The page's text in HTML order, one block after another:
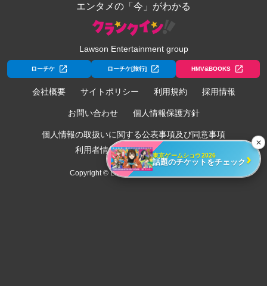
エンタメの「今」がわかる
Lawson Entertainment group
ローチケ ローチケ[旅行] HMV&BOOKS
会社概要 サイトポリシー 利用規約 採用情報
お問い合わせ 個人情報保護方針
個人情報の取扱いに関する公表事項及び同意事項
利用者情報の外部送信について
Copyright © Lawson Entertainment, Inc.
✕
東京ゲームショウ2026
話題のチケットをチェック ›